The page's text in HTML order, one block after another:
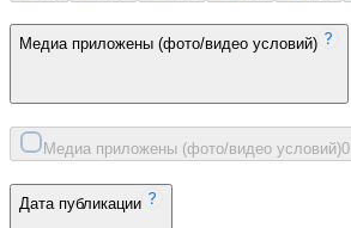
Медиа приложены (фото/видео условий)
Медиа приложены (фото/видео условий)0
Дата публикации